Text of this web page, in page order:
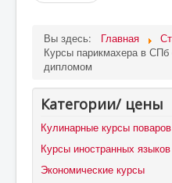
Вы здесь: Главная
Курсы парикмахера в
дипломом
Категории/ цены
Кулинарные курсы поваров
Курсы иностранных языков
Экономические курсы